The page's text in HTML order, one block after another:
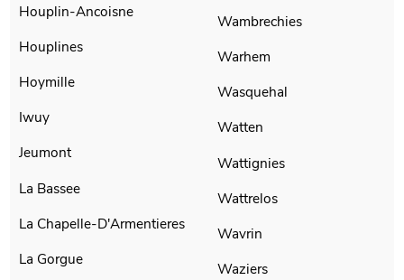
Houplin-Ancoisne
Houplines
Hoymille
Iwuy
Jeumont
La Bassee
La Chapelle-D'Armentieres
La Gorgue
Wambrechies
Warhem
Wasquehal
Watten
Wattignies
Wattrelos
Wavrin
Waziers